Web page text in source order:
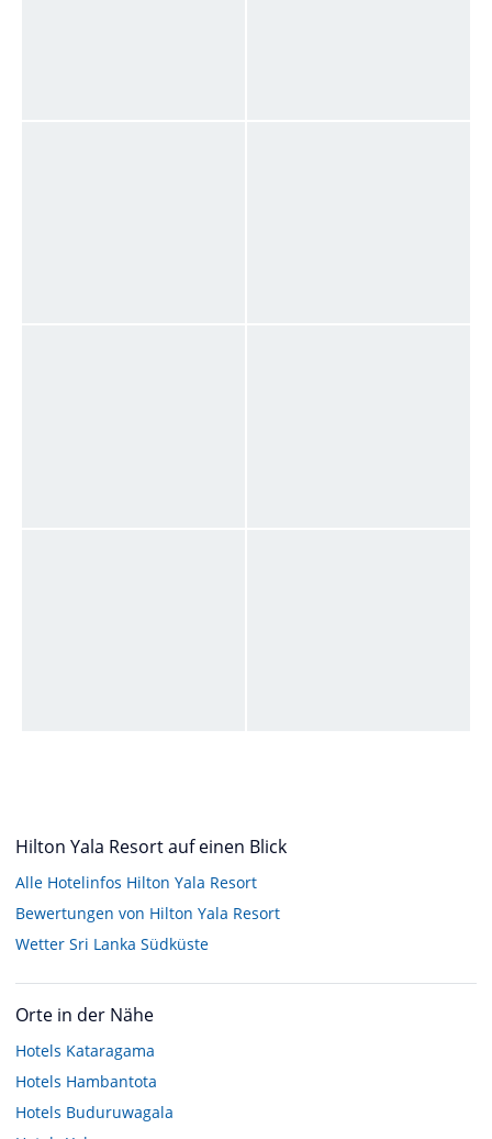
Hilton Yala Resort auf einen Blick
Alle Hotelinfos Hilton Yala Resort
Bewertungen von Hilton Yala Resort
Wetter Sri Lanka Südküste
Orte in der Nähe
Hotels Kataragama
Hotels Hambantota
Hotels Buduruwagala